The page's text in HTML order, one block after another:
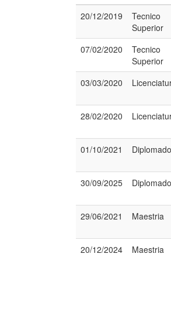
20/12/2019
Tecnico
Superior
07/02/2020
Tecnico
Superior
03/03/2020
28/02/2020
01/10/2021 Diplomado
30/09/2025
Diplomado
29/06/2021
Maestria
20/12/2024 Maestria